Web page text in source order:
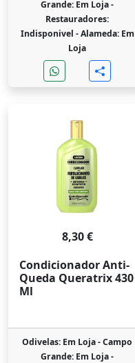
Grande: Em Loja -
Restauradores:
Indisponivel -Alameda: Em
Loja
8,30 €
Condicionador Anti-
Queda Queratrix 430
Ml
Odivelas: Em Loja -Campo
Grande: Em Loja -